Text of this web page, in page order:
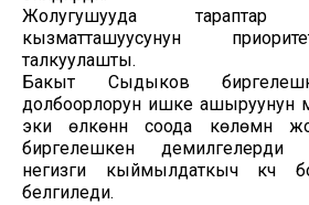
Жолугушууда
кызматташуусунун
талкуулашты.
Бакыт Сыдыков
долбоорлорун ишке ашыруунун
эки өлкөнүн соода көлөмүн
биргелешкен демилгелерди
негизги кыймылдаткыч күч
белгиледи.